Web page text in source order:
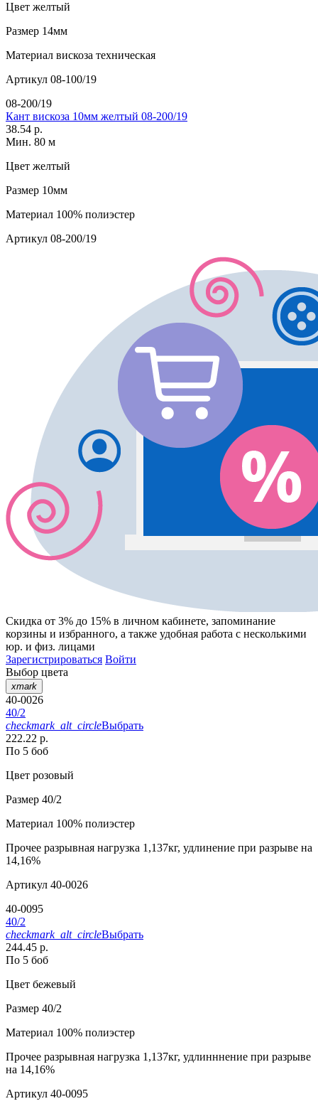
Цвет желтый
Размер 14мм
Материал вискоза техническая
Артикул 08-100/19
08-200/19
Кант вискоза 10мм желтый 08-200/19
38.54 р.
Мин. 80 м
Цвет желтый
Размер 10мм
Материал 100% полиэстер
Артикул 08-200/19
Скидка от 3% до 15% в личном кабинете, запоминание
корзины и избранного, а также удобная работа с несколькими
юр. и физ. лицами
Зарегистрироваться Войти
Выбор цвета
xmark
40-0026
40/2
checkmark_alt_circleВыбрать
222.22 р.
По 5 боб
Цвет розовый
Размер 40/2
Материал 100% полиэстер
Прочее разрывная нагрузка 1,137кг, удлинение при разрыве на
14,16%
Артикул 40-0026
40-0095
40/2
checkmark_alt_circleВыбрать
244.45 р.
По 5 боб
Цвет бежевый
Размер 40/2
Материал 100% полиэстер
Прочее разрывная нагрузка 1,137кг, удлинннение при разрыве
на 14,16%
Артикул 40-0095